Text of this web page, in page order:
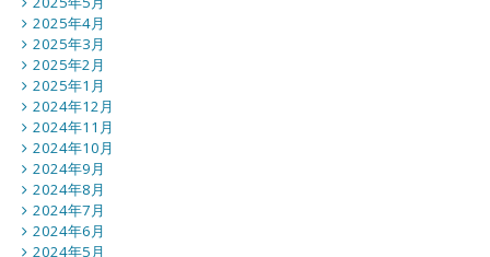
2025年4月
2025年3月
2025年2月
2025年1月
2024年12月
2024年11月
2024年10月
2024年9月
2024年8月
2024年7月
2024年6月
2024年5月